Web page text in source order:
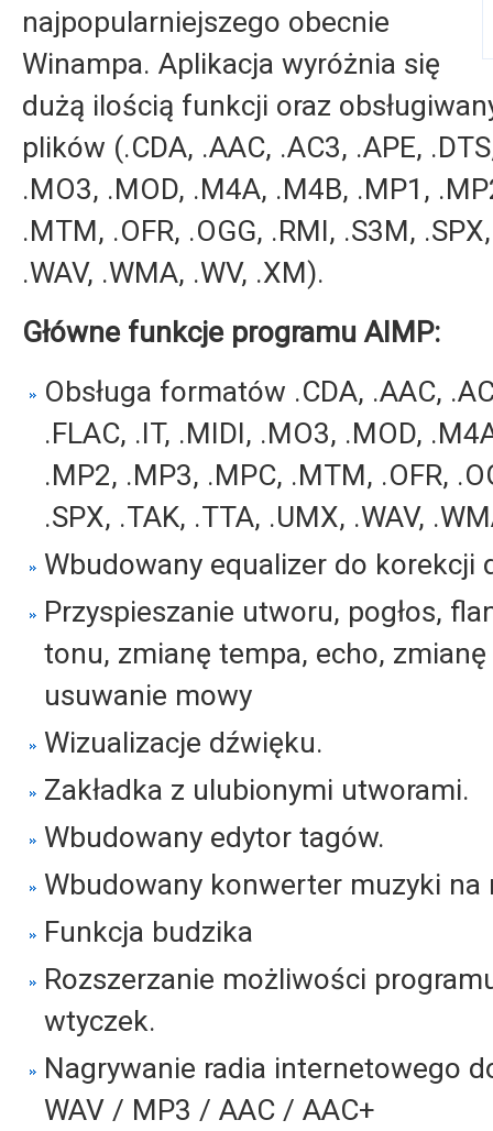
najpopularniejszego obecnie
Winampa. Aplikacja wyróżnia się
dużą ilością funkcji oraz
plików (.CDA, .AAC, .AC3, .APE,
.MO3, .MOD, .M4A, .M4B, .MP1,
.MTM, .OFR, .OGG, .RMI, .S3M,
.WAV, .WMA, .WV, .XM).
Główne funkcje programu AIMP:
Obsługa formatów .CDA, .AAC,
.FLAC, .IT, .MIDI, .MO3, .MOD,
.MP2, .MP3, .MPC, .MTM, .OFR,
.SPX, .TAK, .TTA, .UMX, .WAV,
Wbudowany equalizer do korekcji
Przyspieszanie utworu, pogłos,
tonu, zmianę tempa, echo,
usuwanie mowy
Wizualizacje dźwięku.
Zakładka z ulubionymi utworami.
Wbudowany edytor tagów.
Wbudowany konwerter muzyki na
Funkcja budzika
Rozszerzanie możliwości
wtyczek.
Nagrywanie radia internetowego
WAV / MP3 / AAC / AAC+